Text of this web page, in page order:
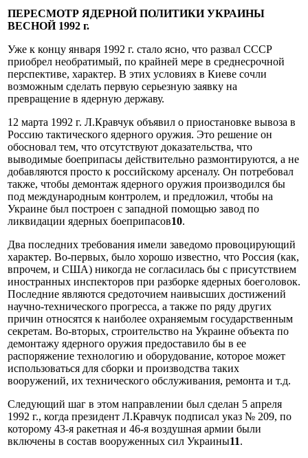
ПЕРЕСМОТР ЯДЕРНОЙ ПОЛИТИКИ УКРАИНЫ
ВЕСНОЙ 1992 г.
Уже к концу января 1992 г. стало ясно, что развал СССР
приобрел необратимый, по крайней мере в среднесрочной
перспективе, характер. В этих условиях в Киеве сочли
возможным сделать первую серьезную заявку на
превращение в ядерную державу.
12 марта 1992 г. Л.Кравчук объявил о приостановке вывоза в
Россию тактического ядерного оружия. Это решение он
обосновал тем, что отсутствуют доказательства, что
выводимые боеприпасы действительно размонтируются, а не
добавляются просто к российскому арсеналу. Он потребовал
также, чтобы демонтаж ядерного оружия производился бы
под международным контролем, и предложил, чтобы на
Украине был построен с западной помощью завод по
ликвидации ядерных боеприпасов10.
Два последних требования имели заведомо провоцирующий
характер. Во-первых, было хорошо известно, что Россия (как,
впрочем, и США) никогда не согласилась бы с присутствием
иностранных инспекторов при разборке ядерных боеголовок.
Последние являются средоточием наивысших достижений
научно-технического прогресса, а также по ряду других
причин относятся к наиболее охраняемым государственным
секретам. Во-вторых, строительство на Украине объекта по
демонтажу ядерного оружия предоставило бы в ее
распоряжение технологию и оборудование, которое может
использоваться для сборки и производства таких
вооружений, их технического обслуживания, ремонта и т.д.
Следующий шаг в этом направлении был сделан 5 апреля
1992 г., когда президент Л.Кравчук подписал указ № 209, по
которому 43-я ракетная и 46-я воздушная армии были
включены в состав вооруженных сил Украины11.